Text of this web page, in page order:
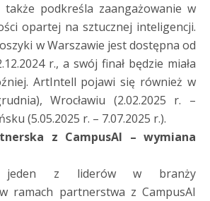
także podkreśla zaangażowanie w
opartej na sztucznej inteligencji.
w Warszawie jest dostępna od
r., a swój finał będzie miała
ArtIntell pojawi się również w
Wrocławiu (2.02.2025 r. –
(5.05.2025 r. – 7.07.2025 r.).
z CampusAI – wymiana
jeden z liderów w branży
ramach partnerstwa z CampusAI